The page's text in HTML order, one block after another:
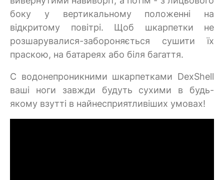
боку у вертикальному положенні на
відкритому повітрі. Щоб шкарпетки не
розшарувалися-забороняється сушити їх
праскою, на батареях або біля багаття.
C водонепроникними шкарпетками DexShell
ваші ноги завжди будуть сухими в будь-
якому взутті в найнесприятливіших умовах!